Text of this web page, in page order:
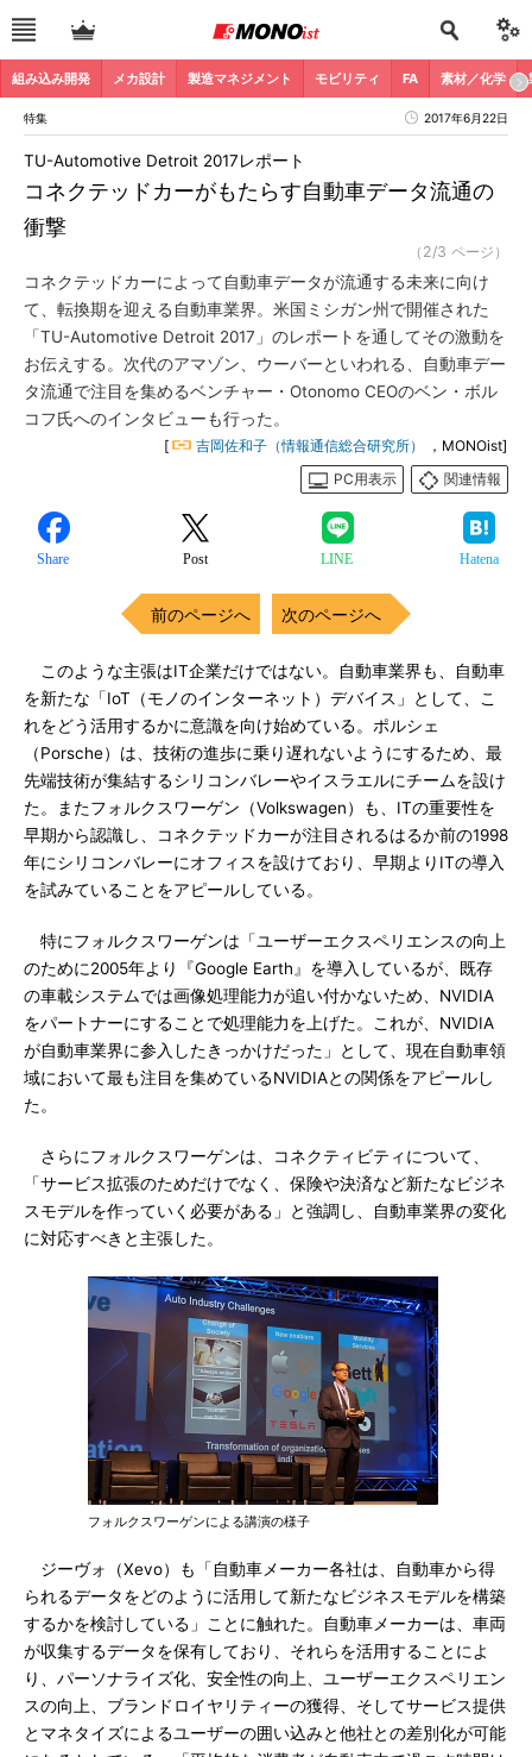
組み込み開発 メカ設計 製造マネジメント モビリティ FA 素材／化学
特集 2017年6月22日
コネクテッドカーがもたらす自動車データ流通の
衝撃
TU-Automotive Detroit 2017レポート
（2/3 ページ）
コネクテッドカーによって自動車データが流通する未来に向け
て、転換期を迎える自動車業界。米国ミシガン州で開催された
「TU-Automotive Detroit 2017」のレポートを通してその激動を
お伝えする。次代のアマゾン、ウーバーといわれる、自動車デー
タ流通で注目を集めるベンチャー・Otonomo CEOのベン・ボル
コフ氏へのインタビューも行った。
[ 吉岡佐和子（情報通信総合研究所）
，MONOist]
PC用表示
関連情報
Share Post LINE Hatena
前のページへ 次のページへ
このような主張はIT企業だけではない。自動車業界も、自動車
を新たな「IoT（モノのインターネット）デバイス」として、こ
れをどう活用するかに意識を向け始めている。ポルシェ
（Porsche）は、技術の進歩に乗り遅れないようにするため、最
先端技術が集結するシリコンバレーやイスラエルにチームを設け
た。またフォルクスワーゲン（Volkswagen）も、ITの重要性を
早期から認識し、コネクテッドカーが注目されるはるか前の1998
年にシリコンバレーにオフィスを設けており、早期よりITの導入
を試みていることをアピールしている。
特にフォルクスワーゲンは「ユーザーエクスペリエンスの向上
のために2005年より『Google Earth』を導入しているが、既存
の車載システムでは画像処理能力が追い付かないため、NVIDIA
をパートナーにすることで処理能力を上げた。これが、NVIDIA
が自動車業界に参入したきっかけだった」として、現在自動車領
域において最も注目を集めているNVIDIAとの関係をアピールし
た。
さらにフォルクスワーゲンは、コネクティビティについて、
「サービス拡張のためだけでなく、保険や決済など新たなビジネ
スモデルを作っていく必要がある」と強調し、自動車業界の変化
に対応すべきと主張した。
フォルクスワーゲンによる講演の様子
ジーヴォ（Xevo）も「自動車メーカー各社は、自動車から得
られるデータをどのように活用して新たなビジネスモデルを構築
するかを検討している」ことに触れた。自動車メーカーは、車両
が収集するデータを保有しており、それらを活用することによ
り、パーソナライズ化、安全性の向上、ユーザーエクスペリエン
スの向上、ブランドロイヤリティーの獲得、そしてサービス提供
とマネタイズによるユーザーの囲い込みと他社との差別化が可能